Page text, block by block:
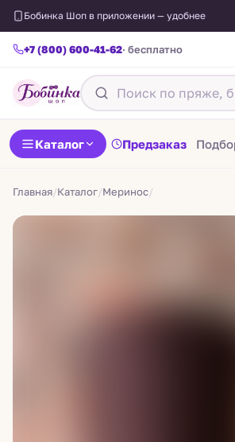
Бобинка Шоп в приложении — удобнее
+7 (800) 600-41-62· бесплатно
Каталог Предзаказ
Главная/Каталог/Меринос/